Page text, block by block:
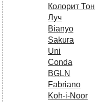
Колорит Тон
Луч
Bianyo
Sakura
Uni
Conda
BGLN
Fabriano
Koh-i-Noor